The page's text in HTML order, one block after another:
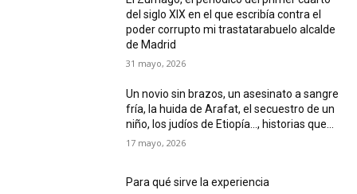
del siglo XIX en el que escribía contra el
poder corrupto mi trastatarabuelo alcalde
de Madrid
31 mayo, 2026
Un novio sin brazos, un asesinato a sangre
fría, la huida de Arafat, el secuestro de un
niño, los judíos de Etiopía…, historias que...
17 mayo, 2026
Para qué sirve la experiencia